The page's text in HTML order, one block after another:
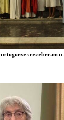
receberam o